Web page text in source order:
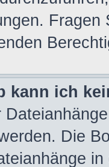
Fragen
kann ich
Die